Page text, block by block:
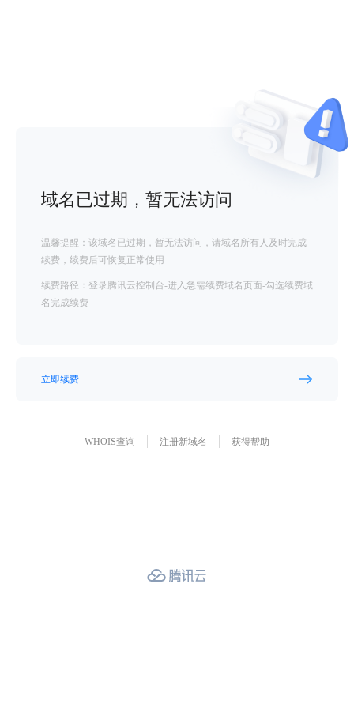
域名已过期，暂无法访问
温馨提醒：该域名已过期，暂无法访问，请域名所有人及时完成
续费，续费后可恢复正常使用
续费路径：登录腾讯云控制台-进入急需续费域名页面-勾选续费域
名完成续费
立即续费
WHOIS查询 注册新域名 获得帮助